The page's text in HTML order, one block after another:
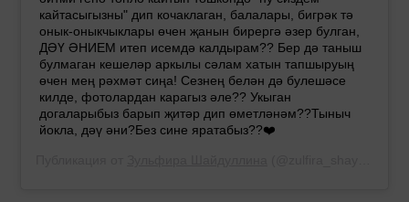
кайтасыгызны" дип кочаклаган, балалары, бигрәк тә
онык-оныкчыклары өчен җанын бирергә әзер булган,
ДӘҮ ӘНИЕМ итеп исемдә калдырам?? Бер дә таныш
булмаган кешеләр аркылы сәлам хатын тапшыруың
өчен мең рәхмәт сиңа! Сезнең белән дә булешәсе
килде, фотолардан карагыз әле?? Укыган
догаларыбыз барып җитәр дип өметләнәм??Тыныч
йокла, дәү әни?Без сине яратабыз??❤️